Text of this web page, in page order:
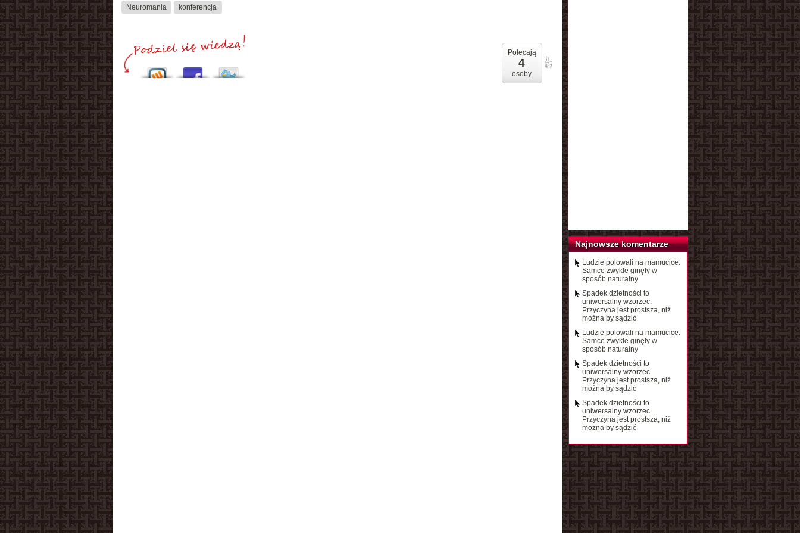
Neuromania konferencja
Polecają
4
osoby
Najnowsze komentarze
Ludzie polowali na mamucice.
Samce zwykle ginęły w
sposób naturalny
Spadek dzietności to
uniwersalny wzorzec.
Przyczyna jest prostsza, niż
można by sądzić
Ludzie polowali na mamucice.
Samce zwykle ginęły w
sposób naturalny
Spadek dzietności to
uniwersalny wzorzec.
Przyczyna jest prostsza, niż
można by sądzić
Spadek dzietności to
uniwersalny wzorzec.
Przyczyna jest prostsza, niż
można by sądzić